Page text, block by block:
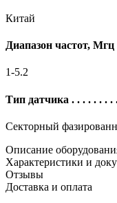
Китай
Диапазон частот, Мгц
1-5.2
Тип датчика . . . . . . . .
Секторный
Описание
Характеристики и
Отзывы
Доставка и оплата